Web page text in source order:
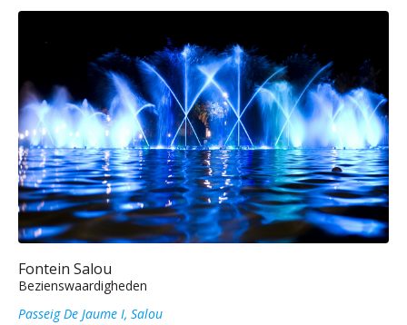
Fontein Salou
Bezienswaardigheden
Passeig De Jaume I, Salou